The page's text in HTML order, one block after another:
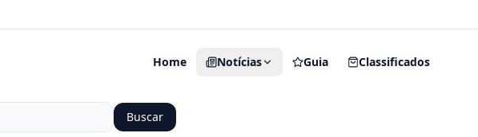
Home Notícias Guia Classificados
Buscar